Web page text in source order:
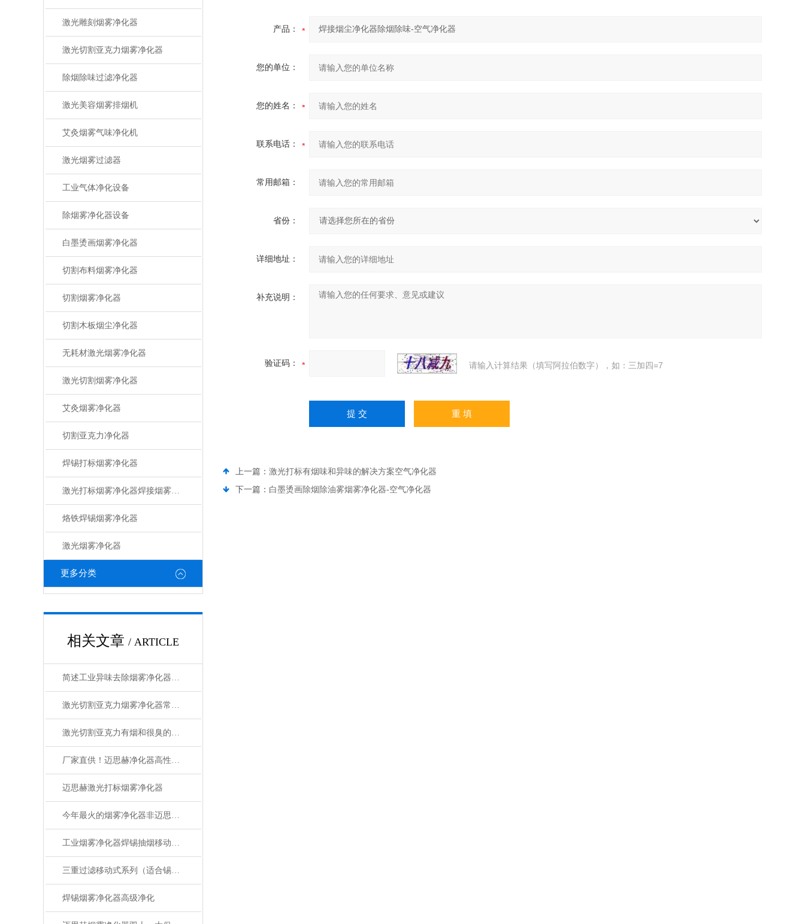
激光雕刻烟雾净化器
激光切割亚克力烟雾净化器
除烟除味过滤净化器
激光美容烟雾排烟机
艾灸烟雾气味净化机
激光烟雾过滤器
工业气体净化设备
除烟雾净化器设备
白墨烫画烟雾净化器
切割布料烟雾净化器
切割烟雾净化器
切割木板烟尘净化器
无耗材激光烟雾净化器
激光切割烟雾净化器
艾灸烟雾净化器
切割亚克力净化器
焊锡打标烟雾净化器
激光打标烟雾净化器焊接烟雾净化器
烙铁焊锡烟雾净化器
激光烟雾净化器
更多分类
相关文章 / ARTICLE
简述工业异味去除烟雾净化器设备的标准化使用流程
激光切割亚克力烟雾净化器常见故障的快速应对策略分享
激光切割亚克力有烟和很臭的异味怎么处理环评也得过
厂家直供！迈思赫净化器高性价比
迈思赫激光打标烟雾净化器
今年最火的烟雾净化器非迈思赫莫属
工业烟雾净化器焊锡抽烟移动式烟尘小型桌面维修台吸焊烟激光打标
三重过滤移动式系列（适合锡焊、激光打标）
焊锡烟雾净化器高级净化
产品：
您的单位：
您的姓名：
联系电话：
常用邮箱：
省份：
详细地址：
补充说明：
验证码： 请输入计算结果（填写阿拉伯数字），如：三加四=7
上一篇： 激光打标有烟味和异味的解决方案空气净化器
下一篇： 白墨烫画除烟除油雾烟雾净化器-空气净化器